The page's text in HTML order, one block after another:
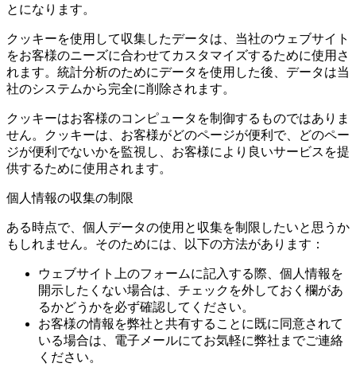
とになります。
クッキーを使用して収集したデータは、当社のウェブサイト
をお客様のニーズに合わせてカスタマイズするために使用さ
れます。統計分析のためにデータを使用した後、データは当
社のシステムから完全に削除されます。
クッキーはお客様のコンピュータを制御するものではありま
せん。クッキーは、お客様がどのページが便利で、どのペー
ジが便利でないかを監視し、お客様により良いサービスを提
供するために使用されます。
個人情報の収集の制限
ある時点で、個人データの使用と収集を制限したいと思うか
もしれません。そのためには、以下の方法があります：
ウェブサイト上のフォームに記入する際、個人情報を
開示したくない場合は、チェックを外しておく欄があ
るかどうかを必ず確認してください。
お客様の情報を弊社と共有することに既に同意されて
いる場合は、電子メールにてお気軽に弊社までご連絡
ください。